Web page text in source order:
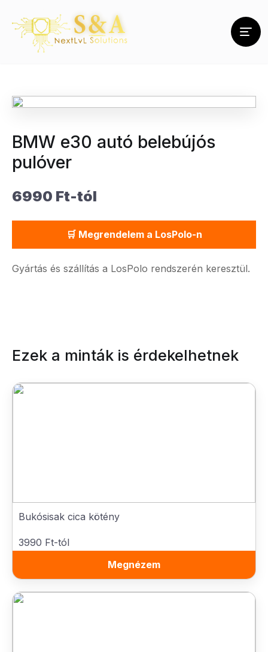
BMW e30 autó belebújós
pulóver
6990 Ft-tól
🛒 Megrendelem a LosPolo-n
Gyártás és szállítás a LosPolo rendszerén keresztül.
Ezek a minták is érdekelhetnek
Bukósisak cica kötény
3990 Ft-tól
Megnézem